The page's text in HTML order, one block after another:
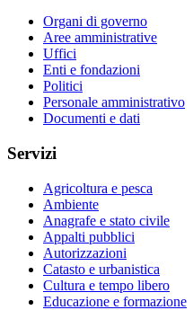
Organi di governo
Aree amministrative
Uffici
Enti e fondazioni
Politici
Personale amministrativo
Documenti e dati
Servizi
Agricoltura e pesca
Ambiente
Anagrafe e stato civile
Appalti pubblici
Autorizzazioni
Catasto e urbanistica
Cultura e tempo libero
Educazione e formazione